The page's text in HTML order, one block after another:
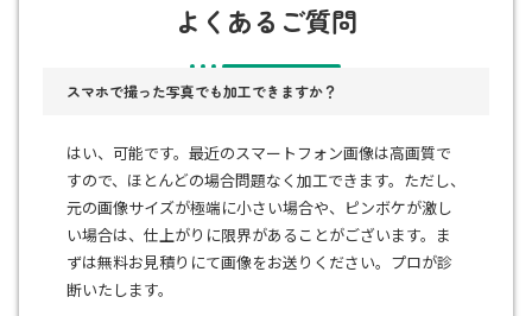
よくあるご質問
スマホで撮った写真でも加工できますか？
はい、可能です。最近のスマートフォン画像は高画質で
すので、ほとんどの場合問題なく加工できます。ただし、
元の画像サイズが極端に小さい場合や、ピンボケが激し
い場合は、仕上がりに限界があることがございます。ま
ずは無料お見積りにて画像をお送りください。プロが診
断いたします。